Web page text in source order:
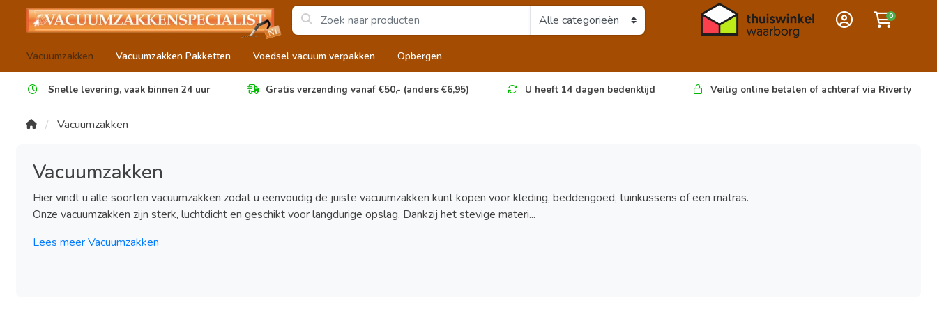
0
Vacuumzakken Vacuumzakken Pakketten Voedsel vacuum verpakken Opbergen
Snelle levering, vaak binnen 24 uur Gratis verzending vanaf €50,- (anders €6,95) U heeft 14 dagen bedenktijd Veilig online betalen of achteraf via Riverty
Vacuumzakken
Vacuumzakken
Hier vindt u alle soorten vacuumzakken zodat u eenvoudig de juiste vacuumzakken kunt kopen voor kleding, beddengoed, tuinkussens of een matras.
Onze vacuumzakken zijn sterk, luchtdicht en geschikt voor langdurige opslag. Dankzij het stevige materi...
Lees meer Vacuumzakken